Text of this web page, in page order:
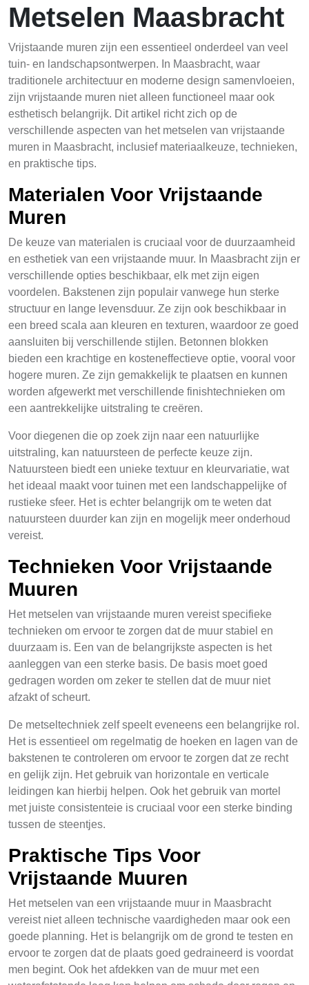
Metselen Maasbracht
Vrijstaande muren zijn een essentieel onderdeel van veel
tuin- en landschapsontwerpen. In Maasbracht, waar
traditionele architectuur en moderne design samenvloeien,
zijn vrijstaande muren niet alleen functioneel maar ook
esthetisch belangrijk. Dit artikel richt zich op de
verschillende aspecten van het metselen van vrijstaande
muren in Maasbracht, inclusief materiaalkeuze, technieken,
en praktische tips.
Materialen Voor Vrijstaande
Muren
De keuze van materialen is cruciaal voor de duurzaamheid
en esthetiek van een vrijstaande muur. In Maasbracht zijn er
verschillende opties beschikbaar, elk met zijn eigen
voordelen. Bakstenen zijn populair vanwege hun sterke
structuur en lange levensduur. Ze zijn ook beschikbaar in
een breed scala aan kleuren en texturen, waardoor ze goed
aansluiten bij verschillende stijlen. Betonnen blokken
bieden een krachtige en kosteneffectieve optie, vooral voor
hogere muren. Ze zijn gemakkelijk te plaatsen en kunnen
worden afgewerkt met verschillende finishtechnieken om
een aantrekkelijke uitstraling te creëren.
Voor diegenen die op zoek zijn naar een natuurlijke
uitstraling, kan natuursteen de perfecte keuze zijn.
Natuursteen biedt een unieke textuur en kleurvariatie, wat
het ideaal maakt voor tuinen met een landschappelijke of
rustieke sfeer. Het is echter belangrijk om te weten dat
natuursteen duurder kan zijn en mogelijk meer onderhoud
vereist.
Technieken Voor Vrijstaande
Muuren
Het metselen van vrijstaande muren vereist specifieke
technieken om ervoor te zorgen dat de muur stabiel en
duurzaam is. Een van de belangrijkste aspecten is het
aanleggen van een sterke basis. De basis moet goed
gedragen worden om zeker te stellen dat de muur niet
afzakt of scheurt.
De metseltechniek zelf speelt eveneens een belangrijke rol.
Het is essentieel om regelmatig de hoeken en lagen van de
bakstenen te controleren om ervoor te zorgen dat ze recht
en gelijk zijn. Het gebruik van horizontale en verticale
leidingen kan hierbij helpen. Ook het gebruik van mortel
met juiste consistenteie is cruciaal voor een sterke binding
tussen de steentjes.
Praktische Tips Voor
Vrijstaande Muuren
Het metselen van een vrijstaande muur in Maasbracht
vereist niet alleen technische vaardigheden maar ook een
goede planning. Het is belangrijk om de grond te testen en
ervoor te zorgen dat de plaats goed gedraineerd is voordat
men begint. Ook het afdekken van de muur met een